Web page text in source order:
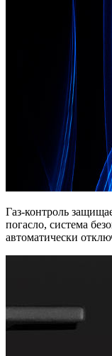
Газ-контроль
погасло, система
автоматически